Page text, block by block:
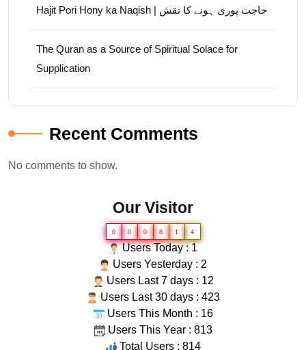
Hajit Pori Hony ka Naqish | حاجت پوری ہونے کا نقش
The Quran as a Source of Spiritual Solace for
Supplication
Recent Comments
No comments to show.
Our Visitor
0 0 0 8 1 4
Users Today : 1
Users Yesterday : 2
Users Last 7 days : 12
Users Last 30 days : 423
Users This Month : 16
Users This Year : 813
Total Users : 814